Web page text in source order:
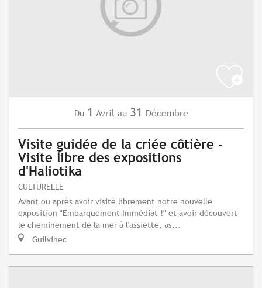
Du 1 Avril au 31 Décembre
Visite guidée de la criée côtière -
Visite libre des expositions
d'Haliotika
CULTURELLE
Avant ou après avoir visité librement notre nouvelle
exposition "Embarquement Immédiat !" et avoir découvert
le cheminement de la mer à l'assiette, as...
Guilvinec